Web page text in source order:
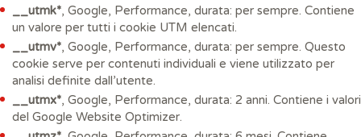
__utmk*, Google, Performance, durata: per sempre. Contiene
un valore per tutti i cookie UTM elencati.
__utmv*, Google, Performance, durata: per sempre. Questo
cookie serve per contenuti individuali e viene utilizzato per
analisi definite dall’utente.
__utmx*, Google, Performance, durata: 2 anni. Contiene i valori
del Google Website Optimizer.